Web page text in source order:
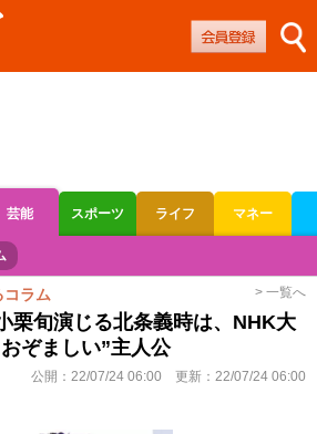
芸能 スポーツ ライフ マネー
ートレース
コラム > 一覧へ
栗旬演じる北条義時は、NHK大
ぞましい”主人公
公開： 22/07/24 06:00 更新： 22/07/24 06:00